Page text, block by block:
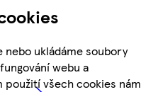
nebo ukládáme soubory
webu a
použití všech cookies nám